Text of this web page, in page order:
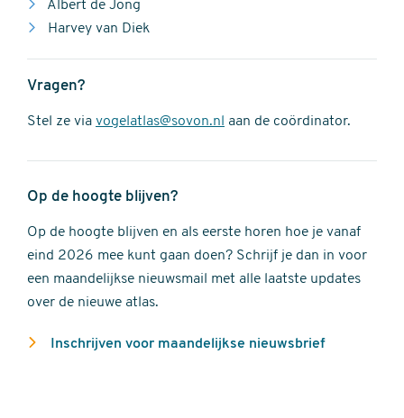
Albert de Jong
Harvey van Diek
Vragen?
Stel ze via vogelatlas@sovon.nl aan de coördinator.
Op de hoogte blijven?
Op de hoogte blijven en als eerste horen hoe je vanaf
eind 2026 mee kunt gaan doen? Schrijf je dan in voor
een maandelijkse nieuwsmail met alle laatste updates
over de nieuwe atlas.
Inschrijven voor maandelijkse nieuwsbrief